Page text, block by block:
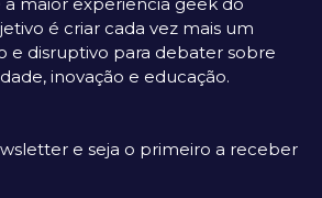
é criar cada vez mais um
e disruptivo para debater sobre
inovação e educação.
e seja o primeiro a receber